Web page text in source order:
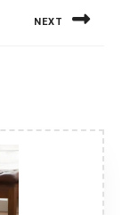
NEXT